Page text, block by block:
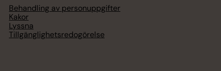
Behandling av personuppgifter
Kakor
Lyssna
Tillgänglighetsredogörelse